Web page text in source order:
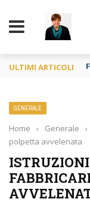
ULTIMI ARTICOLI
GENERALE
Home › Generale ›
polpetta avvelenata